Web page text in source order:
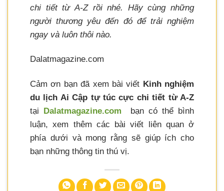
chi tiết từ A-Z rồi nhé. Hãy cùng những
người thương yêu đến đó để trải nghiệm
ngay và luôn thôi nào.
Dalatmagazine.com
Cảm ơn bạn đã xem bài viết Kinh nghiệm
du lịch Ai Cập tự túc cực chi tiết từ A-Z
tại Dalatmagazine.com
bạn có thể bình
luận, xem thêm các bài viết liên quan ở
phía dưới và mong rằng sẽ giúp ích cho
bạn những thông tin thú vị.